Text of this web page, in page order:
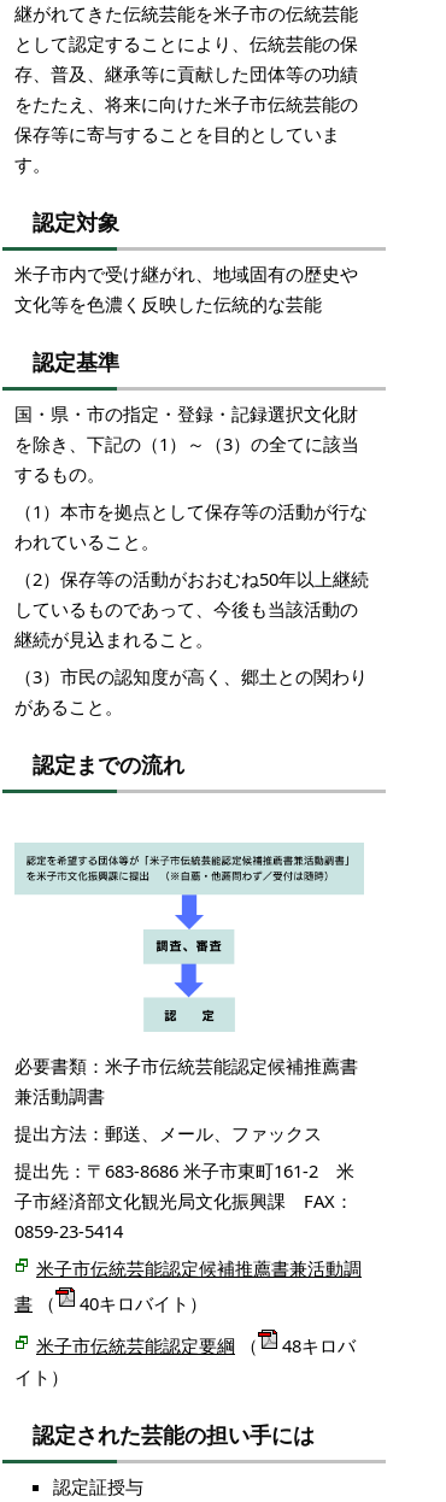
継がれてきた伝統芸能を米子市の伝統芸能
として認定することにより、伝統芸能の保
存、普及、継承等に貢献した団体等の功績
をたたえ、将来に向けた米子市伝統芸能の
保存等に寄与することを目的としていま
す。
認定対象
米子市内で受け継がれ、地域固有の歴史や
文化等を色濃く反映した伝統的な芸能
認定基準
国・県・市の指定・登録・記録選択文化財
を除き、下記の（1）～（3）の全てに該当
するもの。
（1）本市を拠点として保存等の活動が行な
われていること。
（2）保存等の活動がおおむね50年以上継続
しているものであって、今後も当該活動の
継続が見込まれること。
（3）市民の認知度が高く、郷土との関わり
があること。
認定までの流れ
必要書類：米子市伝統芸能認定候補推薦書
兼活動調書
提出方法：郵送、メール、ファックス
提出先：〒683-8686 米子市東町161-2 米
子市経済部文化観光局文化振興課 FAX：
0859-23-5414
米子市伝統芸能認定候補推薦書兼活動調
書 （ 40キロバイト）
米子市伝統芸能認定要綱 （
48キロバ
イト）
認定された芸能の担い手には
認定証授与